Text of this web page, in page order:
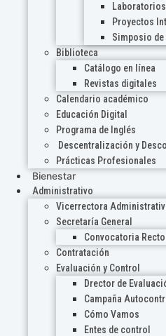
Laboratorios
Proyectos
Simposio
Biblioteca
Catálogo en línea
Revistas digitales
Calendario académico
Educación Digital
Programa de Inglés
Descentralización y
Prácticas Profesionales
Bienestar
Administrativo
Vicerrectora
Secretaría General
Convocatoria
Contratación
Evaluación y Control
Drector de
Campaña
Cómo Vamos
Entes de control